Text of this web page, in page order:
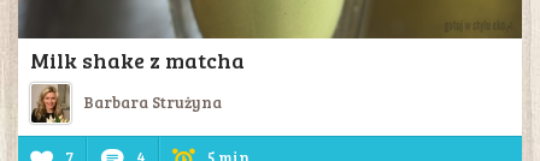
Milk shake z matcha
Barbara Strużyna